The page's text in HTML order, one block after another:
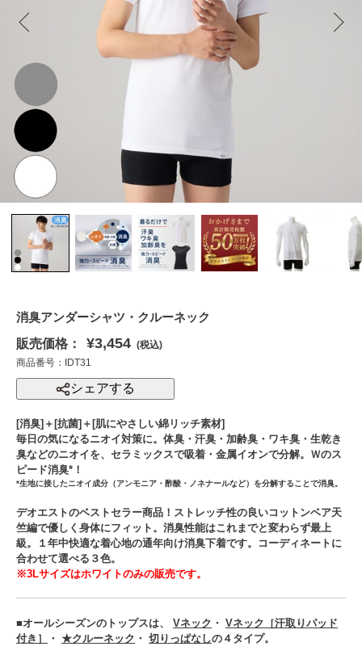
消臭アンダーシャツ・クルーネック
販売価格：
¥3,454 (税込)
商品番号：IDT31
シェアする
[消臭]＋[抗菌]＋[肌にやさしい綿リッチ素材]
毎日の気になるニオイ対策に。体臭・汗臭・加齢臭・ワキ臭・生乾き
臭などのニオイを、セラミックスで吸着・金属イオンで分解。Ｗのス
ピード消臭*！
*生地に接したニオイ成分（アンモニア・酢酸・ノネナールなど）を分解することで消臭。
デオエストのベストセラー商品！ストレッチ性の良いコットンベア天
竺編で優しく身体にフィット。消臭性能はこれまでと変わらず最上
級。１年中快適な着心地の通年向け消臭下着です。コーディネートに
合わせて選べる３色。
※3Lサイズはホワイトのみの販売です。
■オールシーズンのトップスは、 Vネック ・ Vネック［汗取りパッド
付き］
・ ★クルーネック ・ 切りっぱなしの４タイプ。